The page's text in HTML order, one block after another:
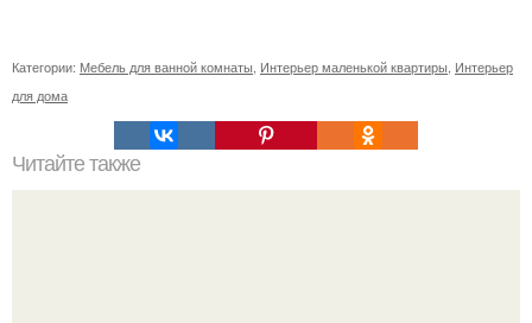
Категории: Мебель для ванной комнаты Интерьер маленькой квартиры Интерьер
для дома
Читайте также